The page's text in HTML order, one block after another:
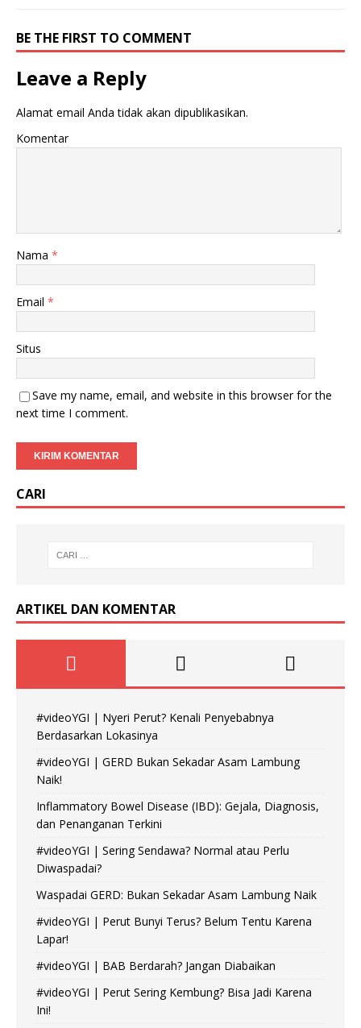
BE THE FIRST TO COMMENT
Leave a Reply
Alamat email Anda tidak akan dipublikasikan.
Komentar
Nama *
Email *
Situs
Save my name, email, and website in this browser for the
next time I comment.
CARI
ARTIKEL DAN KOMENTAR
#videoYGI | Nyeri Perut? Kenali Penyebabnya
Berdasarkan Lokasinya
#videoYGI | GERD Bukan Sekadar Asam Lambung
Naik!
Inflammatory Bowel Disease (IBD): Gejala, Diagnosis,
dan Penanganan Terkini
#videoYGI | Sering Sendawa? Normal atau Perlu
Diwaspadai?
Waspadai GERD: Bukan Sekadar Asam Lambung Naik
#videoYGI | Perut Bunyi Terus? Belum Tentu Karena
Lapar!
#videoYGI | BAB Berdarah? Jangan Diabaikan
#videoYGI | Perut Sering Kembung? Bisa Jadi Karena
Ini!